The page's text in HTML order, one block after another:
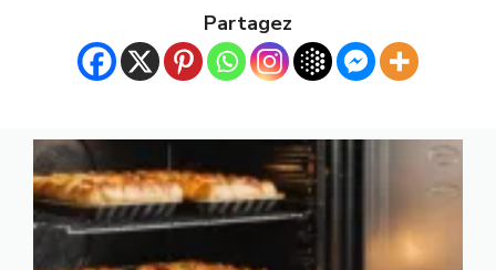
Partagez